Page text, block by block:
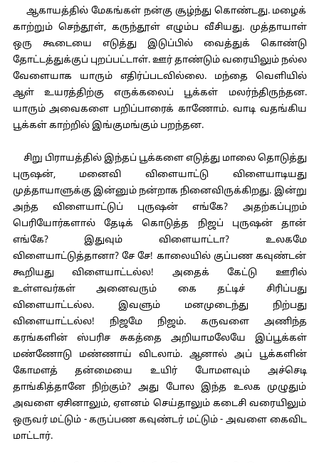
ஆகாயத்தில் மேகங்கள் நன்கு சூழ்ந்து கொண்டது. மழைக்
காற்றும் செந்தூள், கருந்தூள் எழும்ப வீசியது. முத்தாயாள்
ஒரு கூடையை எடுத்து இடுப்பில் வைத்துக் கொண்டு
தோட்டத்துக்குப் புறப்பட்டாள். ஊர் தாண்டும் வரையிலும் நல்ல
வேளையாக யாரும் எதிர்ப்படவில்லை. மந்தை வெளியில்
ஆள் உயரத்திற்கு எருக்கலைப் பூக்கள் மலர்ந்திருந்தன.
யாரும் அவைகளை பறிப்பாரைக் காணோம். வாடி வதங்கிய
பூக்கள் காற்றில் இங்குமங்கும் பறந்தன.
சிறு பிராயத்தில் இந்தப் பூக்களை எடுத்து மாலை தொடுத்து
புருஷன், மனைவி விளையாட்டு விளையாடியது
முத்தாயாளுக்கு இன்னும் நன்றாக நினைவிருக்கிறது. இன்று
அந்த விளையாட்டுப் புருஷன் எங்கே? அதற்கப்புறம்
பெரியோர்களால் தேடிக் கொடுத்த நிஜப் புருஷன் தான்
எங்கே? இதுவும் விளையாட்டா? உலகமே
விளையாட்டுத்தானா? சே சே! காலையில் குப்பண கவுண்டன்
கூறியது விளையாட்டல்ல! அதைக் கேட்டு ஊரில்
உள்ளவர்கள் அனைவரும் கை தட்டிச் சிரிப்பது
விளையாட்டல்ல. இவளும் மனமுடைந்து நிற்பது
விளையாட்டல்ல! நிஜமே நிஜம். கருவளை அணிந்த
கரங்களின் ஸ்பரிச சுகத்தை அறியாமலேயே இப்பூக்கள்
மண்ணோடு மண்ணாய் விடலாம். ஆனால் அப் பூக்களின்
கோமளத் தன்மையை உயிர் போமளவும் அச்செடி
தாங்கித்தானே நிற்கும்? அது போல இந்த உலக முழுதும்
அவளை ஏசினாலும், ஏளனம் செய்தாலும் கடைசி வரையிலும்
ஒருவர் மட்டும் - கருப்பண கவுண்டர் மட்டும் - அவளை கைவிட
மாட்டார்.